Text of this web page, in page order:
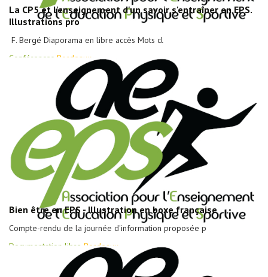
La CP5 et l'enseignement d'un savoir s'entraîner en EPS.
Illustrations pro
F. Bergé Diaporama en libre accès Mots cl
Conférences Bordeaux
Bien être en EPS - Illustration en boxe française
Compte-rendu de la journée d'information proposée p
Documentation libre Bordeaux